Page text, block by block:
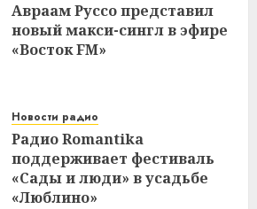
Авраам Руссо представил
новый макси-сингл в эфире
«Восток FM»
Новости радио
Радио Romantika
поддерживает фестиваль
«Сады и люди» в усадьбе
«Люблино»